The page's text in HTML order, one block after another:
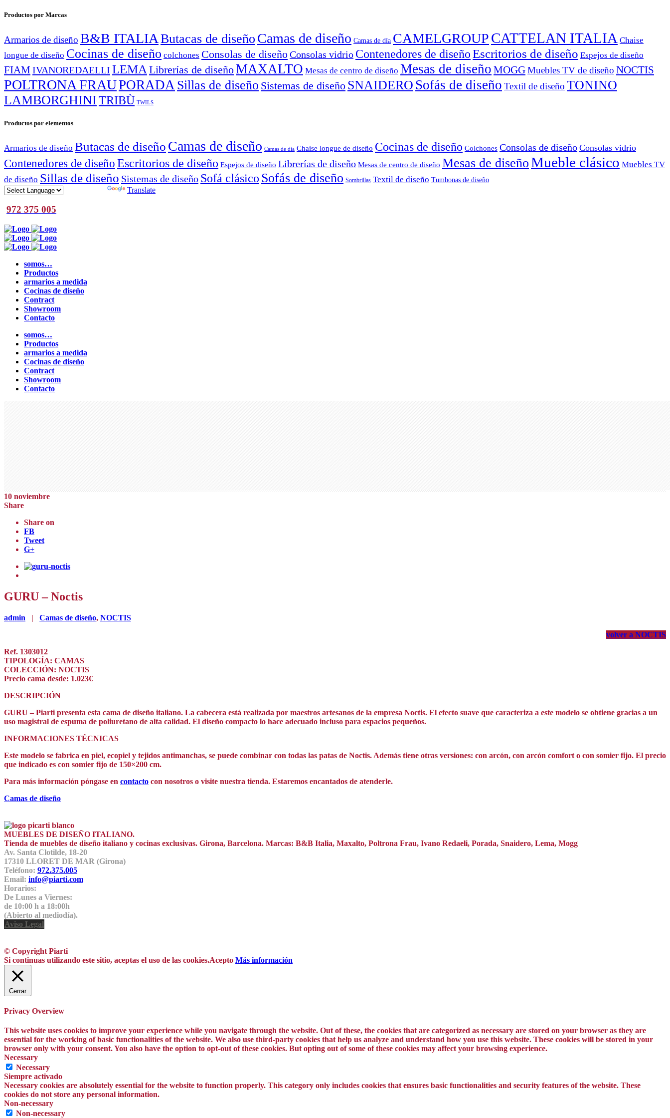
Productos por Marcas
Armarios de diseño B&B ITALIAButacas de diseño Camas de diseño Camas de día CAMELGROUPCATTELAN ITALIA Chaise
longue de diseño Cocinas de diseño colchones Consolas de diseñoConsolas vidrio Contenedores de diseñoEscritorios de diseño Espejos de diseño
FIAM IVANOREDAELLI LEMA Librerías de diseñoMAXALTO Mesas de centro de diseño Mesas de diseño MOGGMuebles TV de diseño NOCTIS
POLTRONA FRAUPORADASillas de diseño Sistemas de diseño SNAIDERO Sofás de diseño Textil de diseño TONINO
LAMBORGHINITRIBÙ TWILS
Productos por elementos
Armarios de diseño Butacas de diseño Camas de diseño Camas de día Chaise longue de diseño Cocinas de diseño Colchones Consolas de diseño Consolas vidrio
Contenedores de diseño Escritorios de diseño Espejos de diseño Librerías de diseño Mesas de centro de diseño Mesas de diseñoMueble clásico Muebles TV
de diseño Sillas de diseño Sistemas de diseño Sofá clásico Sofás de diseño Sombrillas Textil de diseño Tumbonas de diseño
Translate
972 375 005
somos…
Productos
armarios a medida
Cocinas de diseño
Contract
Showroom
Contacto
somos…
Productos
armarios a medida
Cocinas de diseño
Contract
Showroom
Contacto
10 noviembre
Share
Share on
FB
Tweet
G+
GURU – Noctis
admin | Camas de diseño, NOCTIS
volver a NOCTIS
Ref. 1303012
TIPOLOGÍA: CAMAS
COLECCIÓN: NOCTIS
Precio cama desde: 1.023€
DESCRIPCIÓN
GURU – Piarti presenta esta cama de diseño italiano. La cabecera está realizada por maestros artesanos de la empresa Noctis. El efecto suave que caracteriza a este modelo se obtiene gracias a un
uso magistral de espuma de poliuretano de alta calidad. El diseño compacto lo hace adecuado incluso para espacios pequeños.
INFORMACIONES TÉCNICAS
Este modelo se fabrica en piel, ecopiel y tejidos antimanchas, se puede combinar con todas las patas de Noctis. Además tiene otras versiones: con arcón, con arcón comfort o con somier fijo. El precio
que indicado es con somier fijo de 150×200 cm.
Para más información póngase en contacto con nosotros o visite nuestra tienda. Estaremos encantados de atenderle.
Camas de diseño
MUEBLES DE DISEÑO ITALIANO.
Tienda de muebles de diseño italiano y cocinas exclusivas. Girona, Barcelona. Marcas: B&B Italia, Maxalto, Poltrona Frau, Ivano Redaeli, Porada, Snaidero, Lema, Mogg
Av. Santa Clotilde, 18-20
17310 LLORET DE MAR (Girona)
Teléfono: 972.375.005
Email: info@piarti.com
Horarios:
De Lunes a Viernes:
de 10:00 h a 18:00h
(Abierto al mediodía).
Aviso Legal
© Copyright Piarti
Si continuas utilizando este sitio, aceptas el uso de las cookies.Acepto Más información
Cerrar
Privacy Overview
This website uses cookies to improve your experience while you navigate through the website. Out of these, the cookies that are categorized as necessary are stored on your browser as they are
essential for the working of basic functionalities of the website. We also use third-party cookies that help us analyze and understand how you use this website. These cookies will be stored in your
browser only with your consent. You also have the option to opt-out of these cookies. But opting out of some of these cookies may affect your browsing experience.
Necessary
Necessary
Siempre activado
Necessary cookies are absolutely essential for the website to function properly. This category only includes cookies that ensures basic functionalities and security features of the website. These
cookies do not store any personal information.
Non-necessary
Non-necessary